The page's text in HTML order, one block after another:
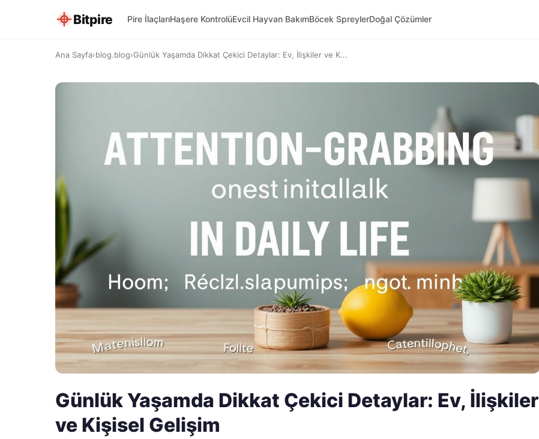
Bitpire Pire İlaçlarıHaşere KontrolüEvcil Hayvan BakımBöcek SpreylerDoğal Çözümler
Ana Sayfa›blog.blog›Günlük Yaşamda Dikkat Çekici Detaylar: Ev, İlişkiler ve K...
Günlük Yaşamda Dikkat Çekici Detaylar: Ev, İlişkiler
ve Kişisel Gelişim